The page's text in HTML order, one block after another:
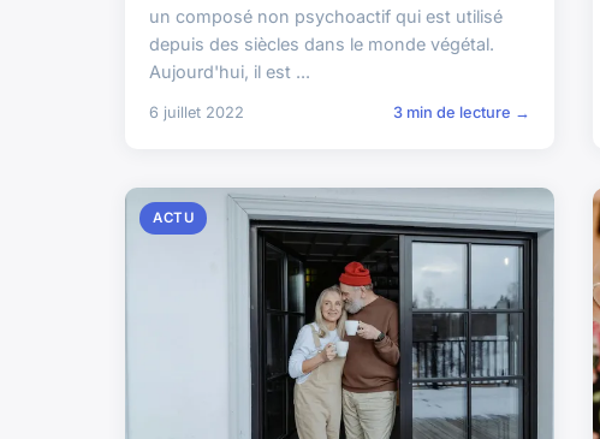
un composé non psychoactif qui est utilisé
depuis des siècles dans le monde végétal.
Aujourd'hui, il est ...
6 juillet 2022 3 min de lecture →
ACTU